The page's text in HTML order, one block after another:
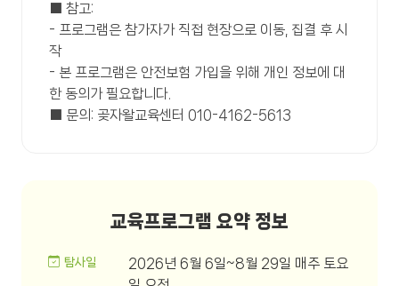
■ 참고:
- 프로그램은 참가자가 직접 현장으로 이동, 집결 후 시
작
- 본 프로그램은 안전보험 가입을 위해 개인 정보에 대
한 동의가 필요합니다.
■ 문의: 곶자왈교육센터 010-4162-5613
교육프로그램 요약 정보
탐사일
2026년 6월 6일~8월 29일 매주 토요